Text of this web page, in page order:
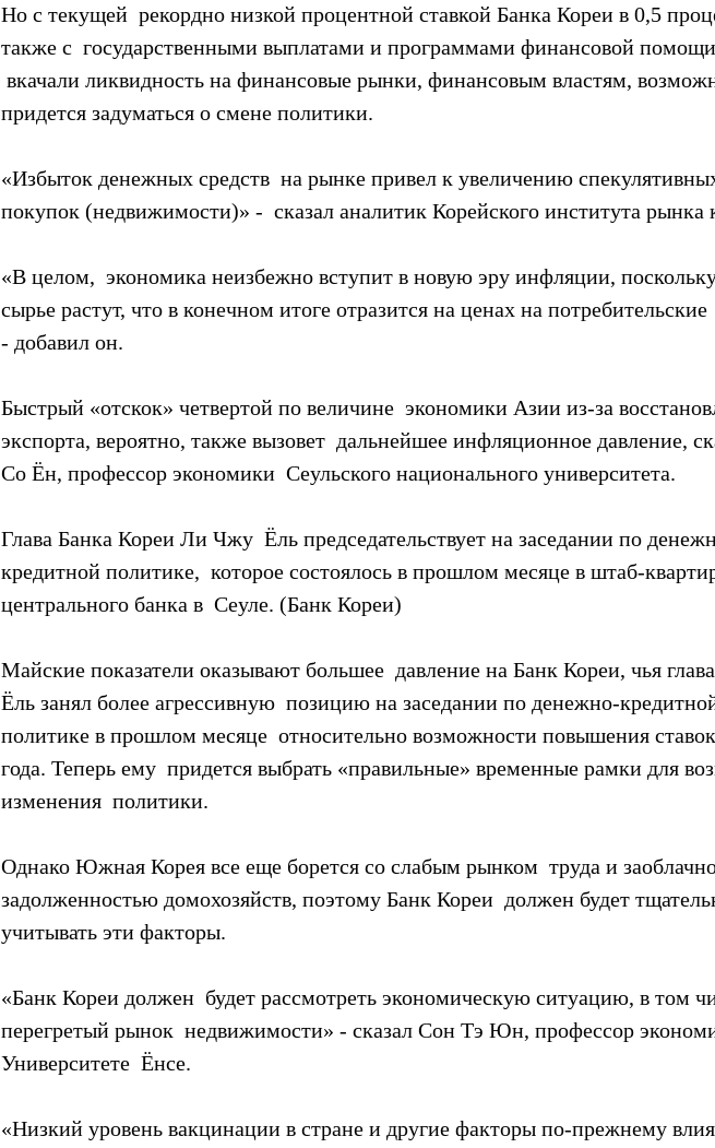
Но с текущей  рекордно низкой процентной ставкой Банка Кореи в 0,5
также с  государственными выплатами и программами финансовой
вкачали ликвидность на финансовые рынки, финансовым властям,
придется задуматься о смене политики.
«Избыток денежных средств  на рынке привел к увеличению
покупок (недвижимости)» -  сказал аналитик Корейского института рынка
«В целом,  экономика неизбежно вступит в новую эру инфляции,
сырье растут, что в конечном итоге отразится на ценах на потребительские
- добавил он.
Быстрый «отскок» четвертой по величине  экономики Азии из-за
экспорта, вероятно, также вызовет  дальнейшее инфляционное давление,
Со Ён, профессор экономики  Сеульского национального университета.
Глава Банка Кореи Ли Чжу  Ёль председательствует на заседании по
кредитной политике,  которое состоялось в прошлом месяце в штаб-
центрального банка в  Сеуле. (Банк Кореи)
Майские показатели оказывают большее  давление на Банк Кореи, чья
Ёль занял более агрессивную  позицию на заседании по денежно-
политике в прошлом месяце  относительно возможности повышения
года. Теперь ему  придется выбрать «правильные» временные рамки для
изменения  политики.
Однако Южная Корея все еще борется со слабым рынком  труда и
задолженностью домохозяйств, поэтому Банк Кореи  должен будет
учитывать эти факторы.
«Банк Кореи должен  будет рассмотреть экономическую ситуацию, в том
перегретый рынок  недвижимости» - сказал Сон Тэ Юн, профессор
Университете  Ёнсе.
«Низкий уровень вакцинации в стране и другие факторы по-прежнему